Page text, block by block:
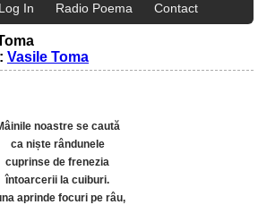
Log In Radio Poema Contact
Vasile Toma
noastre se caută
ca niște rândunele
cuprinse de frenezia
întoarcerii la cuiburi.
aprinde focuri pe râu,